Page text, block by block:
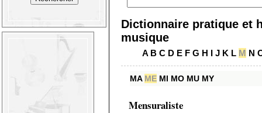
Dictionnaire pratique et
musique
A B C D E F G H I J K L M N
MA ME MI MO MU MY
Mensuraliste